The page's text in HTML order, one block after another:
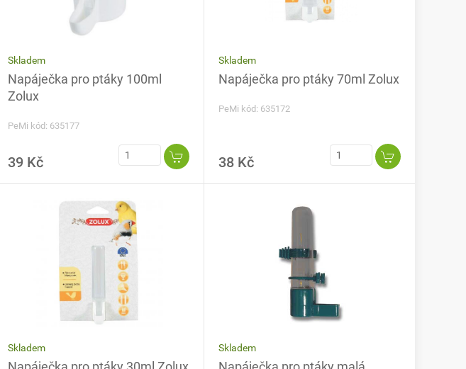
Skladem
Napáječka pro ptáky 100ml
Zolux
PeMi kód: 635177
39 Kč
Skladem
Napáječka pro ptáky 70ml Zolux
PeMi kód: 635172
38 Kč
Skladem Skladem